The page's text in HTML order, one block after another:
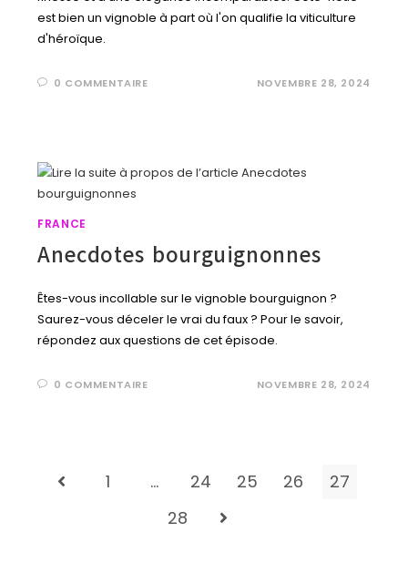
est bien un vignoble à part où l'on qualifie la viticulture
d'héroïque.
0 COMMENTAIRE NOVEMBRE 28, 2024
FRANCE
Anecdotes bourguignonnes
Êtes-vous incollable sur le vignoble bourguignon ?
Saurez-vous déceler le vrai du faux ? Pour le savoir,
répondez aux questions de cet épisode.
0 COMMENTAIRE NOVEMBRE 28, 2024
1 … 24 25 26
27
28